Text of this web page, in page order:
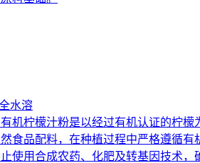
水溶
有机柠檬汁粉是以经过有机认证的柠檬
食品配料，在种植过程中严格遵循有
使用合成农药、化肥及转基因技术，